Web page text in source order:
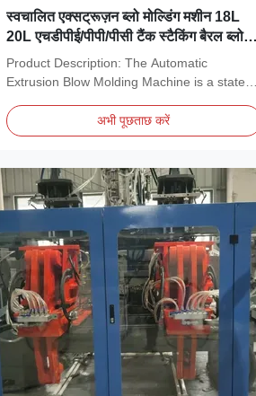
स्वचालित एक्सट्रूज़न ब्लो मोल्डिंग मशीन 18L
20L एचडीपीई/पीपी/पीसी टैंक स्टैकिंग बैरल ब्लो
मोल्डिंग मशीन इंजन और मोटर के साथ आसान
संचालन
Product Description: The Automatic
Extrusion Blow Molding Machine is a state-
अभी पूछताछ करें